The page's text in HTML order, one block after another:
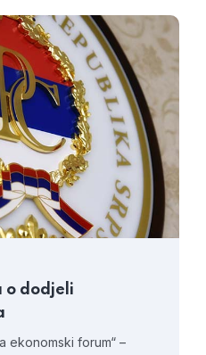
o dodjeli
ekonomski forum“ –